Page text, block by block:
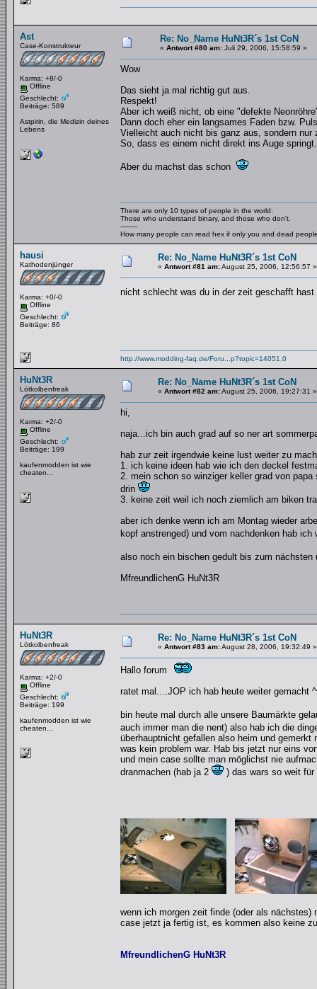
Ast
Case-Konstrukteur
Karma: +8/-0
Offline
Geschlecht:
Beiträge: 589
Astpirin, die Medizin deines
Lebens
Re: No_Name HuNt3R´s 1st CoN
« Antwort #80 am: Juli 29, 2006, 15:58:59 »
Wow
Das sieht ja mal richtig gut aus.
Respekt!
Aber ich weiß nicht, ob eine "defekte
Dann doch eher ein langsames Faden bzw.
Vielleicht auch nicht bis ganz aus, sondern
So, dass es einem nicht direkt ins Auge springt.
Aber du machst das schon
There are only 10 types of people in the world:
Those who understand binary, and those who don't.
--------
How many people can read hex if only you and dead
hausi
Kathodenjünger
Karma: +0/-0
Offline
Geschlecht:
Beiträge: 86
Re: No_Name HuNt3R´s 1st CoN
« Antwort #81 am:August 25, 2006, 12:56:57 »
nicht schlecht was du in der zeit geschafft
http://www.modding-faq.de/Foru...p?topic=14051.0
HuNt3R
Lötkolbenfreak
Karma: +2/-0
Offline
Geschlecht:
Beiträge: 199
kaufenmodden ist wie
cheaten...
Re: No_Name HuNt3R´s 1st CoN
« Antwort #82 am:August 25, 2006, 19:27:31 »
hi,
naja...ich bin auch grad auf so ner art
hab zur zeit irgendwie keine lust weiter zu
1. ich keine ideen hab wie ich den deckel
2. mein schon so winziger keller grad von
drin
3. keine zeit weil ich noch ziemlich am biken
aber ich denke wenn ich am Montag wieder
kopf anstrenged) und vom nachdenken hab
also noch ein bischen gedult bis zum nächsten
MfreundlichenG HuNt3R
HuNt3R
Lötkolbenfreak
Karma: +2/-0
Offline
Geschlecht:
Beiträge: 199
kaufenmodden ist wie
cheaten...
Re: No_Name HuNt3R´s 1st CoN
« Antwort #83 am:August 28, 2006, 19:32:49 »
Hallo forum
ratet mal....JOP ich hab heute weiter gemacht
bin heute mal durch alle unsere Baumärkte
auch immer man die nent) also hab ich die
überhauptnicht gefallen also heim und
was kein problem war. Hab bis jetzt nur eins
und mein case sollte man möglichst nie
dranmachen (hab ja 2
) das wars so weit
wenn ich morgen zeit finde (oder als
case jetzt ja fertig ist, es kommen also keine
MfreundlichenG HuNt3R